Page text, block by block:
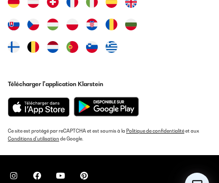
Télécharger l'application Klarstein
Ce site est protégé par reCAPTCHA et est soumis à la Politique de confidentialitéet aux
Conditions d'utilisation de Google.